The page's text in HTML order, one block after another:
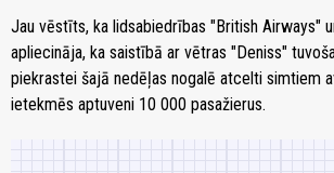
Jau vēstīts, ka lidsabiedrības "British Airways"
apliecināja, ka saistībā ar vētras "Deniss"
piekrastei šajā nedēļas nogalē atcelti simtiem
ietekmēs aptuveni 10 000 pasažierus.